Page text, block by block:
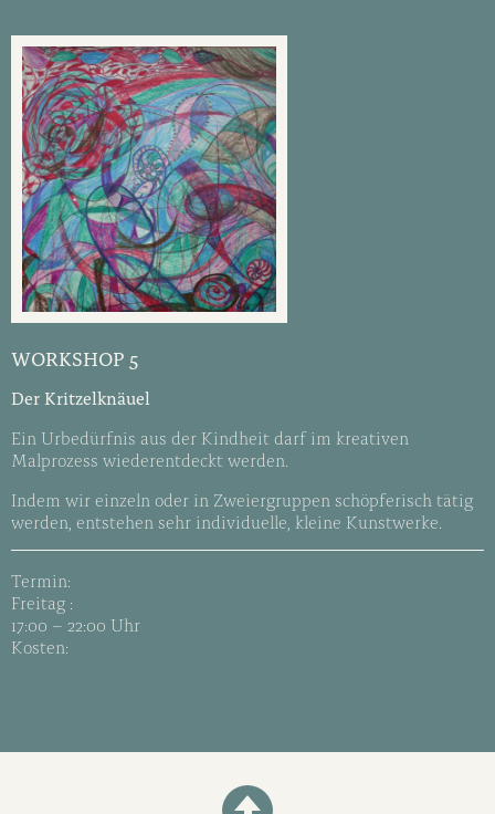
WORKSHOP 5
Der Kritzelknäuel
Ein Urbedürfnis aus der Kindheit darf im kreativen
Malprozess wiederentdeckt werden.
Indem wir einzeln oder in Zweiergruppen schöpferisch tätig
werden, entstehen sehr individuelle, kleine Kunstwerke.
Termin:
Freitag :
17:00 – 22:00 Uhr
Kosten: